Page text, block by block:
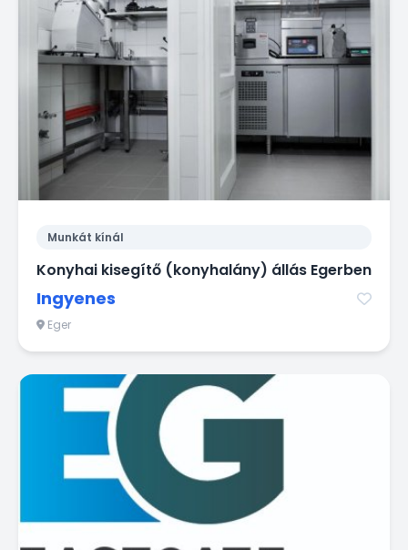
Munkát kínál
Konyhai kisegítő (konyhalány) állás Egerben
Ingyenes
Eger